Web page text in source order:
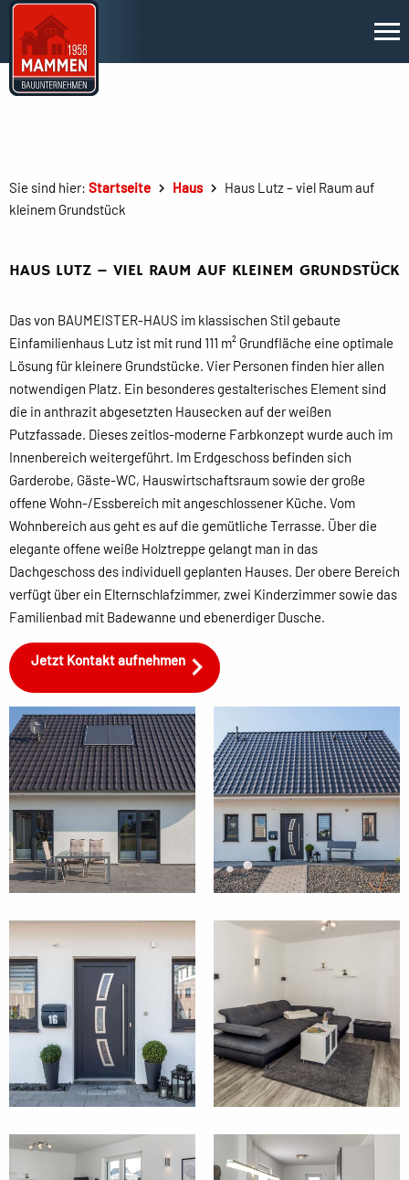
Sie sind hier: Startseite Haus
Haus Lutz – viel Raum auf
kleinem Grundstück
HAUS LUTZ – VIEL RAUM AUF KLEINEM GRUNDSTÜCK
Das von BAUMEISTER-HAUS im klassischen Stil gebaute
Einfamilienhaus Lutz ist mit rund 111 m² Grundfläche eine optimale
Lösung für kleinere Grundstücke. Vier Personen finden hier allen
notwendigen Platz. Ein besonderes gestalterisches Element sind
die in anthrazit abgesetzten Hausecken auf der weißen
Putzfassade. Dieses zeitlos-moderne Farbkonzept wurde auch im
Innenbereich weitergeführt. Im Erdgeschoss befinden sich
Garderobe, Gäste-WC, Hauswirtschaftsraum sowie der große
offene Wohn-/Essbereich mit angeschlossener Küche. Vom
Wohnbereich aus geht es auf die gemütliche Terrasse. Über die
elegante offene weiße Holztreppe gelangt man in das
Dachgeschoss des individuell geplanten Hauses. Der obere Bereich
verfügt über ein Elternschlafzimmer, zwei Kinderzimmer sowie das
Familienbad mit Badewanne und ebenerdiger Dusche.
Jetzt Kontakt aufnehmen